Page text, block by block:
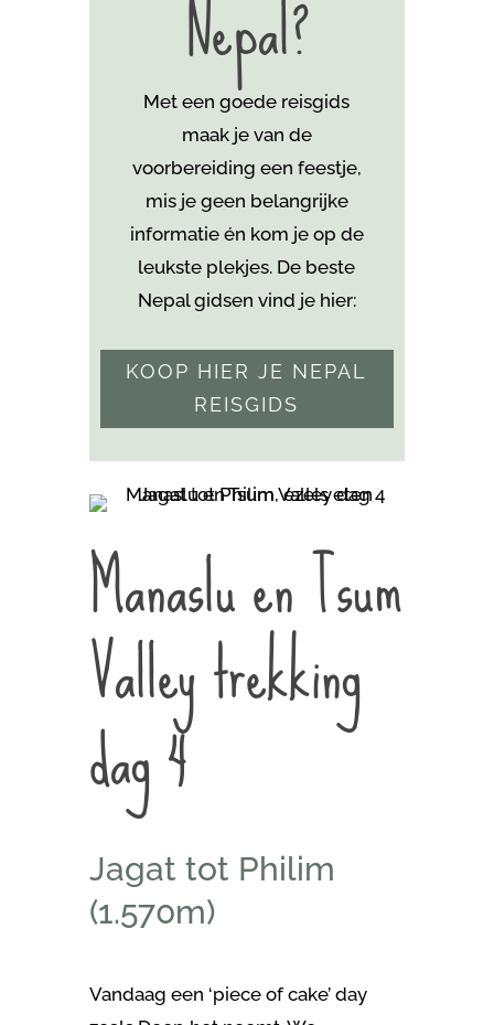
Nepal?
Met een goede reisgids
maak je van de
voorbereiding een feestje,
mis je geen belangrijke
informatie én kom je op de
leukste plekjes. De beste
Nepal gidsen vind je hier:
KOOP HIER JE NEPAL
REISGIDS
Manaslu en Tsum
Valley trekking
dag 4
Jagat tot Philim
(1.570m)
Vandaag een ‘piece of cake’ day